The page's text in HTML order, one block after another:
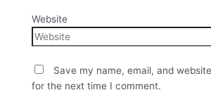
Website
Save my name, email, and
for the next time I comment.